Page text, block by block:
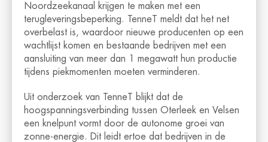
Noordzeekanaal krijgen te maken met een
terugleveringsbeperking. TenneT meldt dat het net
overbelast is, waardoor nieuwe producenten op een
wachtlijst komen en bestaande bedrijven met een
aansluiting van meer dan 1 megawatt hun productie
tijdens piekmomenten moeten verminderen.
Uit onderzoek van TenneT blijkt dat de
hoogspanningsverbinding tussen Oterleek en Velsen
een knelpunt vormt door de autonome groei van
zonne-energie. Dit leidt ertoe dat bedrijven in de